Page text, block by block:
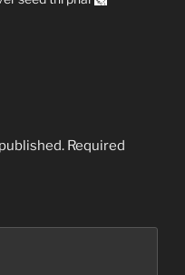
Required